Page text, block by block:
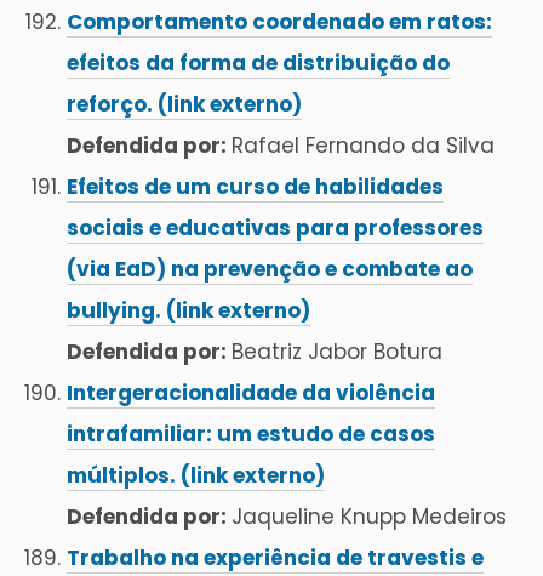
Comportamento coordenado em ratos:
efeitos da forma de distribuição do
reforço. (link externo)
Defendida por: Rafael Fernando da Silva
Efeitos de um curso de habilidades
sociais e educativas para professores
(via EaD) na prevenção e combate ao
bullying. (link externo)
Defendida por: Beatriz Jabor Botura
Intergeracionalidade da violência
intrafamiliar: um estudo de casos
múltiplos. (link externo)
Defendida por: Jaqueline Knupp Medeiros
Trabalho na experiência de travestis e